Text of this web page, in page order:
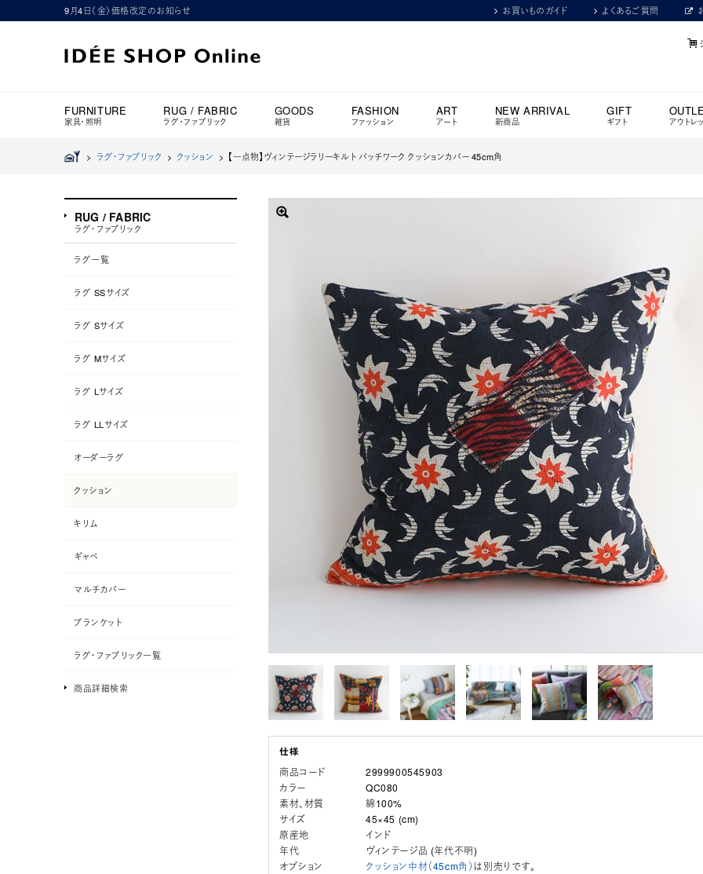
9月4日（金）価格改定のお知らせ お買いものガイド よくあるご質問
FURNITURE
家具・照明
RUG / FABRIC
ラグ・ファブリック
GOODS
雑貨
FASHION
ファッション
ART
アート
NEW ARRIVAL
新商品
GIFT
ギフト アウトレ
> ラグ・ファブリック > クッション > 【一点物】ヴィンテージラリーキルト パッチワーク クッションカバー 45cm角
商品コード
2999900545903
カラー
QC080
素材、材質
綿100%
サイズ
45×45 (cm)
原産地
インド
年代
ヴィンテージ品 (年代不明)
オプション
クッション中材（45cm角）は別売りです。
RUG / FABRIC
ラグ・ファブリック
ラグ一覧
ラグ SSサイズ
ラグ Sサイズ
ラグ Mサイズ
ラグ Lサイズ
ラグ LLサイズ
オーダーラグ
クッション
キリム
ギャベ
マルチカバー
ブランケット
ラグ・ファブリック一覧
商品詳細検索